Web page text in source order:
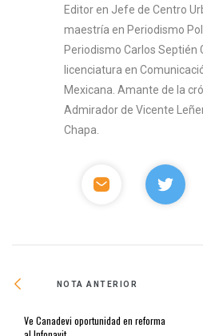
Editor en Jefe de Centro
maestría en Periodismo
Periodismo Carlos Septién
licenciatura en
Mexicana. Amante de la
Admirador de Vicente
Chapa.
NOTA ANTERIOR
Ve Canadevi oportunidad en reforma